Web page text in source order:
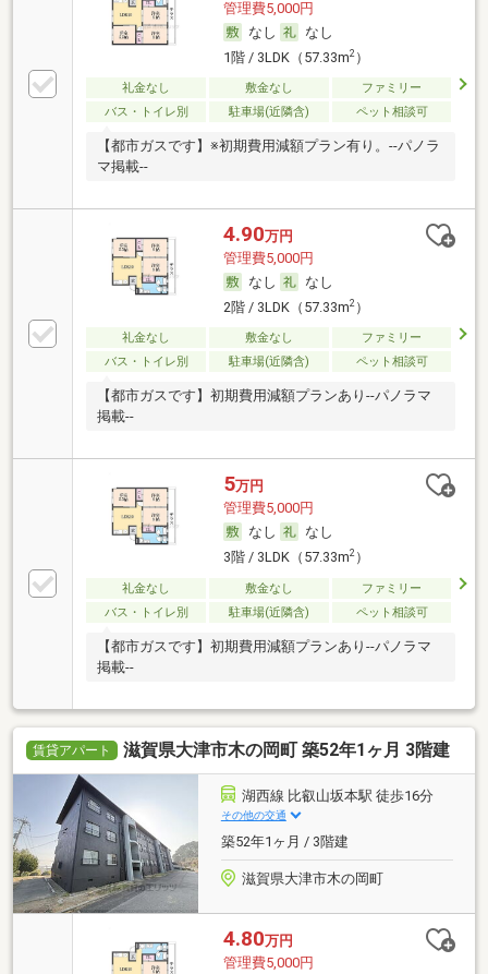
管理費5,000円
なし
なし
1階 / 3LDK（57.33m2）
礼金なし 敷金なし
ファミリー
バス・トイレ別
駐車場(近隣含) ペット相談可
【都市ガスです】※初期費用減額プラン有り。--パノラ
マ掲載--
4.90万円
管理費5,000円
なし
なし
2階 / 3LDK（57.33m2）
礼金なし 敷金なし
ファミリー
バス・トイレ別
駐車場(近隣含) ペット相談可
【都市ガスです】初期費用減額プランあり--パノラマ
掲載--
5万円
管理費5,000円
なし
なし
3階 / 3LDK（57.33m2）
礼金なし 敷金なし
ファミリー
バス・トイレ別
駐車場(近隣含) ペット相談可
【都市ガスです】初期費用減額プランあり--パノラマ
掲載--
賃貸アパート 滋賀県大津市木の岡町 築52年1ヶ月 3階建
湖西線 比叡山坂本駅 徒歩16分
その他の交通
築52年1ヶ月 / 3階建
滋賀県大津市木の岡町
4.80万円
管理費5,000円